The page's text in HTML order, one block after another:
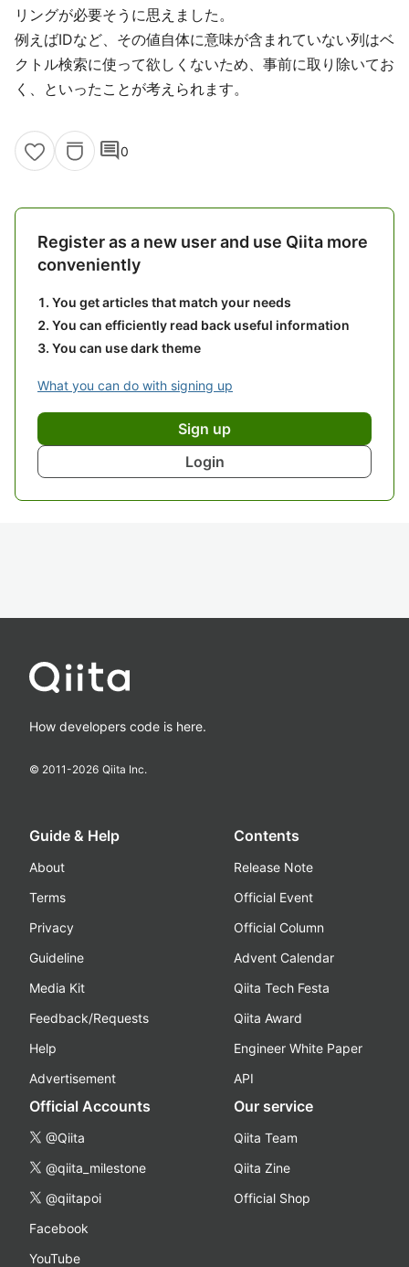
リングが必要そうに思えました。
例えばIDなど、その値自体に意味が含まれていない列はベ
クトル検索に使って欲しくないため、事前に取り除いてお
く、といったことが考えられます。
comment0
Register as a new user and use Qiita more
conveniently
You get articles that match your needs
You can efficiently read back useful information
You can use dark theme
What you can do with signing up
Sign up
Login
How developers code is here.
© 2011-2026 Qiita Inc.
Guide & Help
About
Terms
Privacy
Guideline
Media Kit
Feedback/Requests
Help
Advertisement
Contents
Release Note
Official Event
Official Column
Advent Calendar
Qiita Tech Festa
Qiita Award
Engineer White Paper
API
Official Accounts
@Qiita
@qiita_milestone
@qiitapoi
Facebook
YouTube
Our service
Qiita Team
Qiita Zine
Official Shop